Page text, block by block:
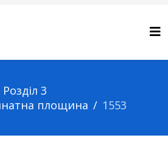
Розділ 3
площина
1553